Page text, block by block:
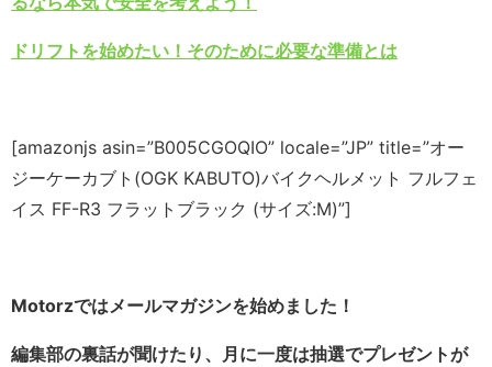
ドリフトを始めたい！そのために必要な準備とは
[amazonjs asin=”B005CGOQIO” locale=”JP” title=”オー
ジーケーカブト(OGK KABUTO)バイクヘルメット フルフェ
イス FF-R3 フラットブラック (サイズ:M)”]
Motorzではメールマガジンを始めました！
編集部の裏話が聞けたり、月に一度は抽選でプレゼントが